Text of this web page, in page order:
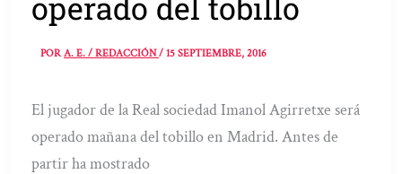
PORA. E. / REDACCIÓN/15 SEPTIEMBRE, 2016
El jugador de la Real sociedad Imanol Agirretxe será
operado mañana del tobillo en Madrid. Antes de
partir ha mostrado